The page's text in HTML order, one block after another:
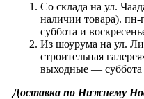
Со склада на ул.
наличии товара).
суббота и
Из шоурума на ул.
строительная
выходные — суббота
Доставка по Нижнему